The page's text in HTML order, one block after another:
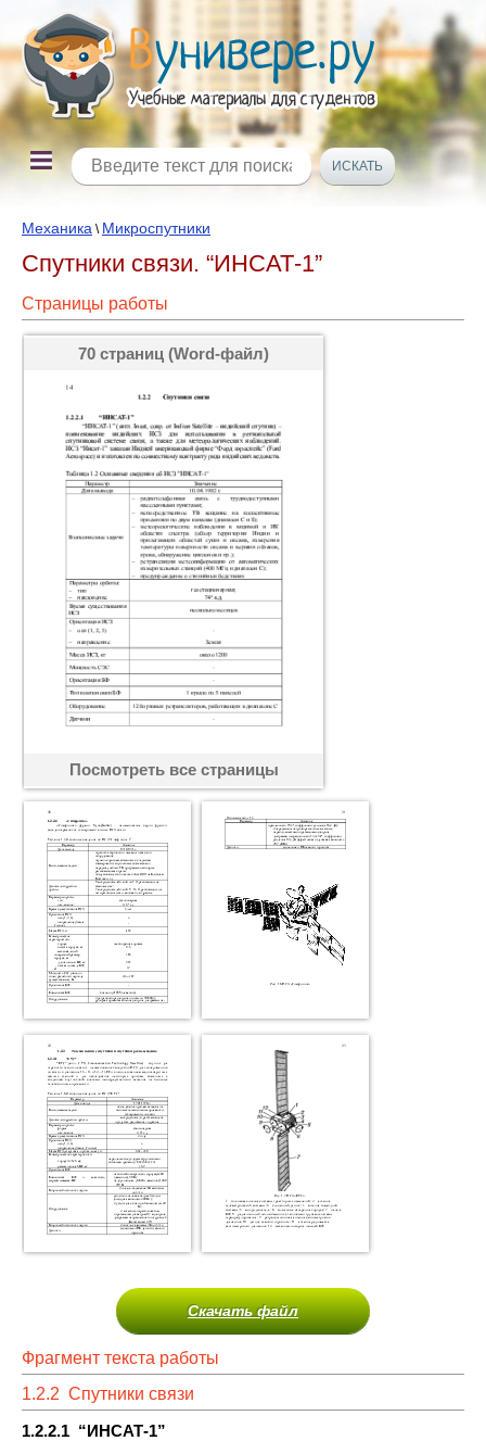
Механика \ Микроспутники
Спутники связи. “ИНСАТ-1”
Страницы работы
70 страниц (Word-файл)
Посмотреть все страницы
Скачать файл
Фрагмент текста работы
1.2.2 Спутники связи
1.2.2.1 “ИНСАТ-1”